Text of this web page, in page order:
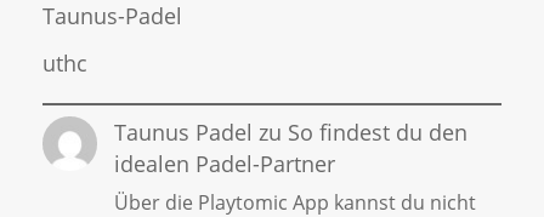
Taunus-Padel
uthc
Taunus Padel zu So findest du den
idealen Padel-Partner
Über die Playtomic App kannst du nicht